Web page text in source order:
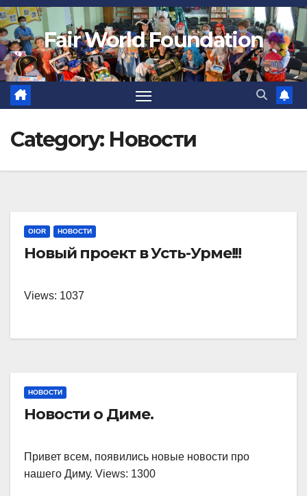
Fair World Foundation
Category: Новости
OIOR НОВОСТИ
Новый проект в Усть-Урме!!!
Views: 1037
НОВОСТИ
Новости о Диме.
Привет всем, появились новые новости про
нашего Диму. Views: 1300